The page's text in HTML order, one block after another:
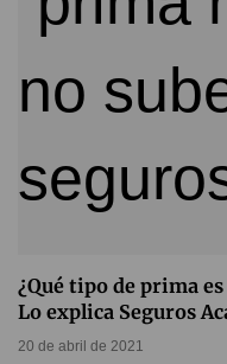
¿Qué tipo de prima
Lo explica Seguros
20 de abril de 2021